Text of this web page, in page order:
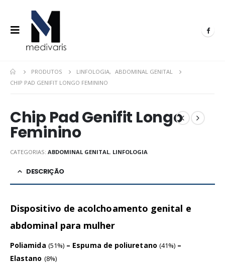
PRODUTOS LINFOLOGIA, ABDOMINAL GENITAL
CHIP PAD GENIFIT LONGO FEMININO
Chip Pad Genifit Longo
Feminino
CATEGORIAS: ABDOMINAL GENITAL, LINFOLOGIA
DESCRIÇÃO
Dispositivo de acolchoamento genital e
abdominal para mulher
Poliamida (51%) – Espuma de poliuretano (41%) –
Elastano (8%)